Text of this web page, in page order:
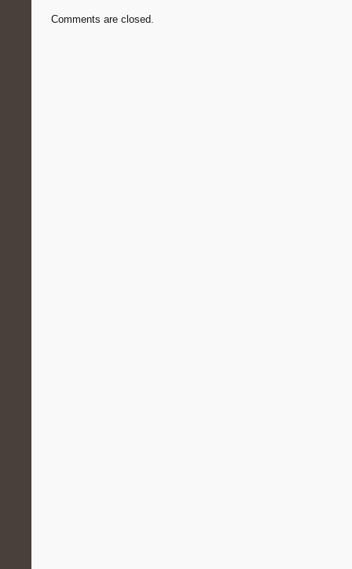
Comments are closed.